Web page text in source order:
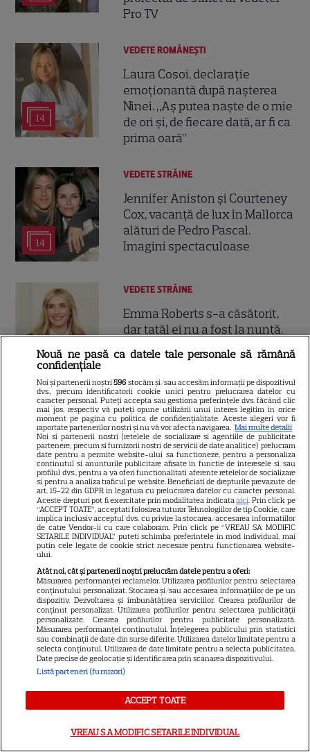
Pro TV
14
VEDETE ROMÂNEŞTI
Laura Cosoi, declarație
emoționantă după nașterea
Ninei. „Aș putea naște de o mie
de ori și, de fiecare dată, ar fi ca
prima oară”
14
VEDETE STRĂINE
Jennifer Aniston și Courteney
Cox, vacanță de lux în Mallorca
alături de Pedro Pascal.
Imagini spectaculoase
9
VEDETE STRĂINE
Emma Roberts s-a căsătorit,
dar tatăl ei nu a fost la nuntă.
după ceremonie
NU RATA!
A apărut revista TV Satelit nr.
16! Eda Marcus, Irina Rimes și
ghidul TV complet pentru 14
zile
VEDETE STRĂINE
Vedetele de la Hollywood care
ce Leonardo DiCaprio și
Charlize Theron au evitat
altarul
68
VEDETE ROMÂNEŞTI
Vedete din România care au
copii: de la Nina, fetița Laurei
Josephine a Ginei Pistol
Nouă ne pasă ca datele tale personale să rămână
confidențiale
Noi și partenerii noștri596 stocăm și/sau accesăm informații pe dispozitivul
dvs., precum identificatorii cookie unici pentru prelucrarea datelor cu
caracter personal. Puteți accepta sau gestiona preferințele dvs. făcând clic
mai jos, respectiv vă puteți opune utilizării unui interes legitim în orice
moment pe pagina cu politica de confidențialitate. Aceste alegeri vor fi
raportate partenerilor noștri și nu vă vor afecta navigarea. Mai multe detalii
Noi si partenerii nostri (retelele de socializare si agentiile de publicitate
partenere, precum si furnizorii nostri de servicii de date analitice) prelucram
date pentru a permite website-ului sa functioneze, pentru a personaliza
continutul si anunturile publicitare afisate in functie de interesele si/sau
profilul dvs., pentru a va oferi functionalitati aferente retelelor de socializare
si pentru a analiza traficul pe website. Beneficiati de drepturile prevazute de
art. 15-22 din GDPR in legatura cu prelucrarea datelor cu caracter personal.
Aceste drepturi pot fi exercitate prin modalitatea indicataaici. Prin click pe
“ACCEPT TOATE”, acceptati folosirea tuturor Tehnologiilor de tip Cookie, care
implica inclusiv acceptul dvs. cu privire la stocarea/accesarea informatiilor
de catre Vendor-ii cu care colaboram. Prin click pe “VREAU SA MODIFIC
SETARILE INDIVIDUAL” puteti schimba preferintele in mod individual, mai
putin cele legate de cookie strict necesare pentru functionarea website-
ului.
Atât noi, cât și partenerii noștri prelucrăm datele pentru a oferi:
Măsurarea performanței reclamelor. Utilizarea profilurilor pentru selectarea
conținutului personalizat. Stocarea și/sau accesarea informațiilor de pe un
dispozitiv. Dezvoltarea și îmbunătățirea serviciilor. Crearea profilurilor de
conținut personalizat. Utilizarea profilurilor pentru selectarea publicității
personalizate. Crearea profilurilor pentru publicitate personalizată.
Măsurarea performanței conținutului. Înțelegerea publicului prin statistici
sau combinații de date din surse diferite. Utilizarea datelor limitate pentru a
selecta conținutul. Utilizarea de date limitate pentru a selecta publicitatea.
Date precise de geolocație și identificarea prin scanarea dispozitivului.
Listă parteneri (furnizori)
ACCEPT TOATE
VREAU SA MODIFIC SETARILE INDIVIDUAL